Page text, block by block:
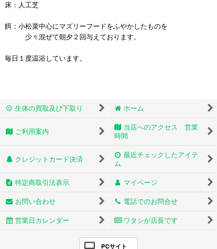
床：人工芝
餌：小松菜中心にマズリーフードをふやかしたものを
少々混ぜて朝夕２回与えております。
毎日１度温浴しています。
生体の買取及び下取り ホーム
ご利用案内
当店へのアクセス 営業
時間
クレジットカード決済
最近チェックしたアイテ
ム
特定商取引法表示 マイページ
お問い合わせ 電話でのお問合せ
営業日カレンダー ワタシが店長です
PCサイト